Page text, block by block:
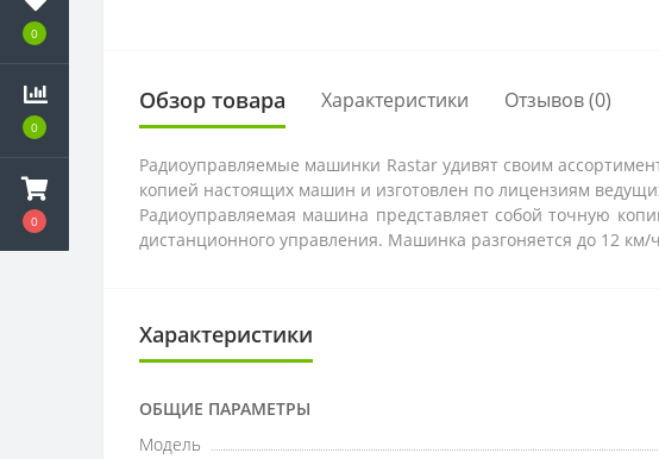
0
0
0
Обзор товара Характеристики Отзывов (0)
Радиоуправляемые машинки Rastar удивят своим
копией настоящих машин и изготовлен по лицензиям
Радиоуправляемая машина представляет собой точную
дистанционного управления. Машинка разгоняется до 12 км/
Характеристики
ОБЩИЕ ПАРАМЕТРЫ
Модель